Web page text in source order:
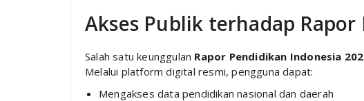
Akses Publik terhadap Rapor
Salah satu keunggulan Rapor Pendidikan Indonesia
Melalui platform digital resmi, pengguna dapat:
Mengakses data pendidikan nasional dan daerah